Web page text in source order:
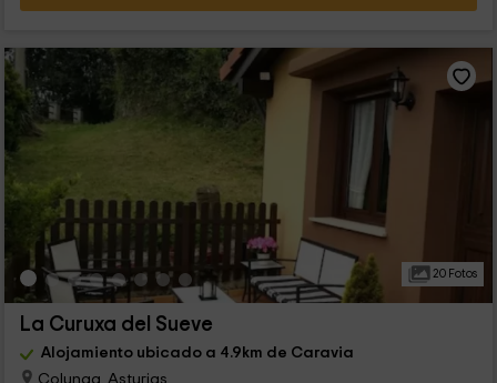
20 Fotos
La Curuxa del Sueve
Alojamiento ubicado a 4.9km de Caravia
Colunga, Asturias